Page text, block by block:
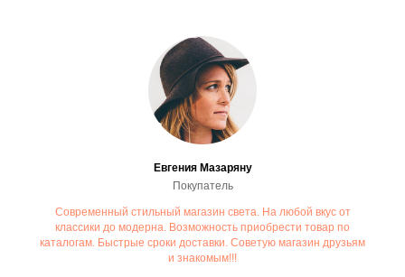
Евгения Мазаряну
Покупатель
Современный стильный магазин света. На любой вкус от
классики до модерна. Возможность приобрести товар по
каталогам. Быстрые сроки доставки. Советую магазин друзьям
и знакомым!!!